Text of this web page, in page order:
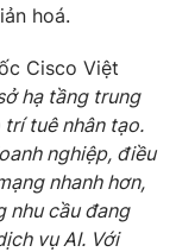
hoá.
Cisco Việt
hạ tầng trung
tuê nhân tạo.
nghiệp, điều
nhanh hơn,
nhu cầu đang
vụ AI. Với